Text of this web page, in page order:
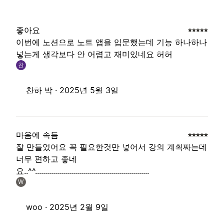
좋아요
이번에 노션으로 노트 앱을 입문했는데 기능 하나하나
넣는게 생각보다 안 어렵고 재미있네요 허허
찬
찬하 박 · 2025년 5월 3일
마음에 속듬
잘 만들었어요 꼭 필요한것만 넣어서 강의 계획짜는데
너무 편하고 좋네
요..^^.........................................................
W
woo · 2025년 2월 9일